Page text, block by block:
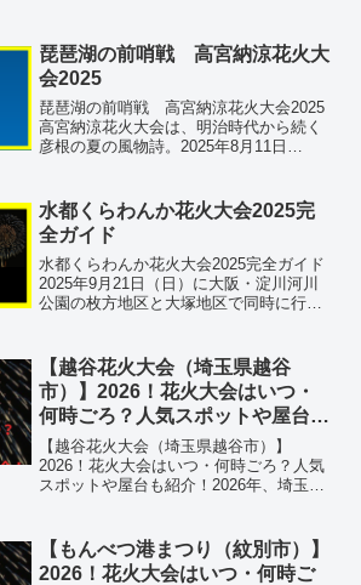
が開催されます。この大会は、岩木山を
背景に...
琵琶湖の前哨戦 高宮納涼花火大
会2025
琵琶湖の前哨戦 高宮納涼花火大会2025
高宮納涼花火大会は、明治時代から続く
彦根の夏の風物詩。2025年8月11日
ーマインや仕掛花火が夜空と水面を鮮や
かに染め...
水都くらわんか花火大会2025完
全ガイド
水都くらわんか花火大会2025完全ガイド
2025年9月21日（日）に大阪・淀川河川
公園の枚方地区と大塚地区で同時に行わ
食ブースやPRステージも充実していま
す。初め...
【越谷花火大会（埼玉県越谷
市）】2026！花火大会はいつ・
何時ごろ？人気スポットや屋台も
紹介！
【越谷花火大会（埼玉県越谷市）】
2026！花火大会はいつ・何時ごろ？人気
スポットや屋台も紹介！2026年、埼玉県
館東側の葛西用水中土手を舞台に、約
5,000発の花火が打ち...
【もんべつ港まつり（紋別市）】
2026！花火大会はいつ・何時ご